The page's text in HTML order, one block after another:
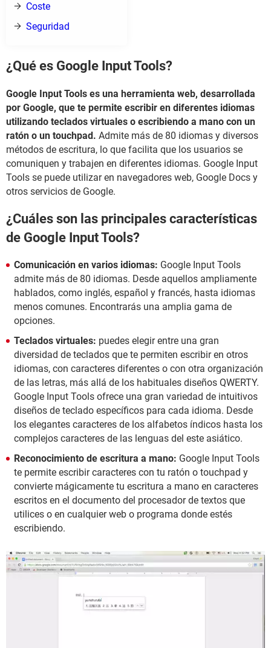
Coste
Seguridad
¿Qué es Google Input Tools?
Google Input Tools es una herramienta web, desarrollada
por Google, que te permite escribir en diferentes idiomas
utilizando teclados virtuales o escribiendo a mano con un
ratón o un touchpad. Admite más de 80 idiomas y diversos
métodos de escritura, lo que facilita que los usuarios se
comuniquen y trabajen en diferentes idiomas. Google Input
Tools se puede utilizar en navegadores web, Google Docs y
otros servicios de Google.
¿Cuáles son las principales características
de Google Input Tools?
Comunicación en varios idiomas: Google Input Tools
admite más de 80 idiomas. Desde aquellos ampliamente
hablados, como inglés, español y francés, hasta idiomas
menos comunes. Encontrarás una amplia gama de
opciones.
Teclados virtuales: puedes elegir entre una gran
diversidad de teclados que te permiten escribir en otros
idiomas, con caracteres diferentes o con otra organización
de las letras, más allá de los habituales diseños QWERTY.
Google Input Tools ofrece una gran variedad de intuitivos
diseños de teclado específicos para cada idioma. Desde
los elegantes caracteres de los alfabetos índicos hasta los
complejos caracteres de las lenguas del este asiático.
Reconocimiento de escritura a mano: Google Input Tools
te permite escribir caracteres con tu ratón o touchpad y
convierte mágicamente tu escritura a mano en caracteres
escritos en el documento del procesador de textos que
utilices o en cualquier web o programa donde estés
escribiendo.